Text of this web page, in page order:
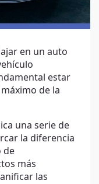
en un auto
estar
de la
una serie de
la diferencia
de
más
las